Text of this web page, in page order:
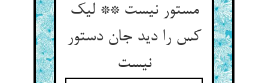
مستور نیست ** لیک
کس را دید جان دستور
نیست‌‌